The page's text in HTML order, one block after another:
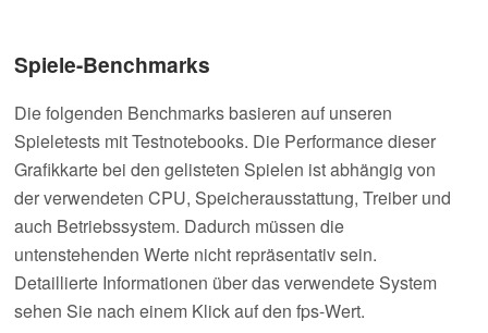
Spiele-Benchmarks
Die folgenden Benchmarks basieren auf unseren
Spieletests mit Testnotebooks. Die Performance dieser
Grafikkarte bei den gelisteten Spielen ist abhängig von
der verwendeten CPU, Speicherausstattung, Treiber und
auch Betriebssystem. Dadurch müssen die
untenstehenden Werte nicht repräsentativ sein.
Detaillierte Informationen über das verwendete System
sehen Sie nach einem Klick auf den fps-Wert.